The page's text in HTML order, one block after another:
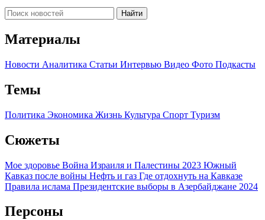
Найти
Материалы
Новости Аналитика Статьи Интервью Видео Фото Подкасты
Темы
Политика Экономика Жизнь Культура Спорт Туризм
Сюжеты
Мое здоровье Война Израиля и Палестины 2023 Южный
Кавказ после войны Нефть и газ Где отдохнуть на Кавказе
Правила ислама Президентские выборы в Азербайджане 2024
Персоны